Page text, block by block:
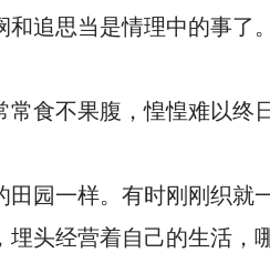
追思当是情理中的事了
常食不果腹，惶惶难以
园一样。有时刚刚织就
头经营着自己的生活，